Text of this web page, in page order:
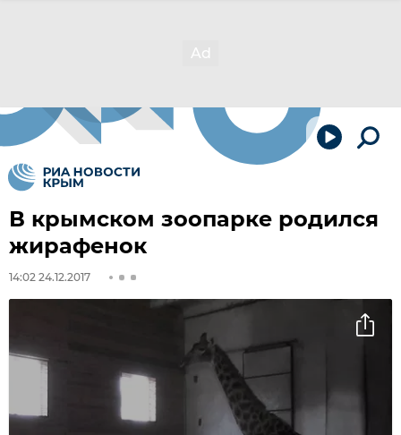
В крымском зоопарке родился
жирафенок
14:02 24.12.2017